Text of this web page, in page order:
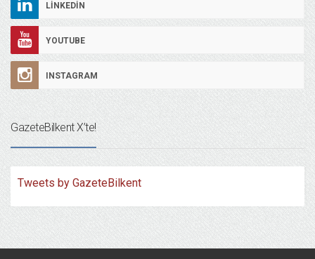
LINKEDIN
YOUTUBE
INSTAGRAM
GazeteBilkent X’te!
Tweets by GazeteBilkent